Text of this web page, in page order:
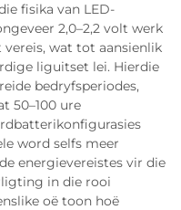
fisika van LED-
2,0–2,2 volt werk
vereis, wat tot aansienlik
liguitset lei. Hierdie
bedryfsperiodes,
50–100 ure
word selfs meer
energievereistes vir die
in die rooi
oë toon hoë